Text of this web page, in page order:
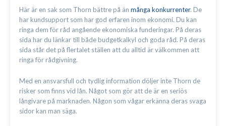
Här är en sak som Thorn bättre på än många konkurrenter. De
har kundsupport som har god erfaren inom ekonomi. Du kan
ringa dem för råd angående ekonomiska funderingar. På deras
sida har du länkar till både budgetkalkyl och goda råd. På deras
sida står det på flertalet ställen att du alltid är välkommen att
ringa för rådgivning.
Med en ansvarsfull och tydlig information döljer inte Thorn de
risker som finns vid lån. Något som gör att de är en seriös
långivare på marknaden. Någon som vågar erkänna deras svaga
sidor kan man säga.